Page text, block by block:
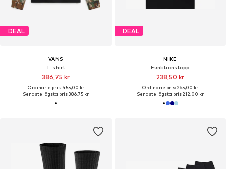
DEAL
VANS
T-shirt
386,75 kr
Ordinarie pris: 455,00 kr
Senaste lägsta pris:386,75 kr
DEAL
NIKE
Funktionstopp
238,50 kr
Ordinarie pris: 265,00 kr
Senaste lägsta pris:212,00 kr